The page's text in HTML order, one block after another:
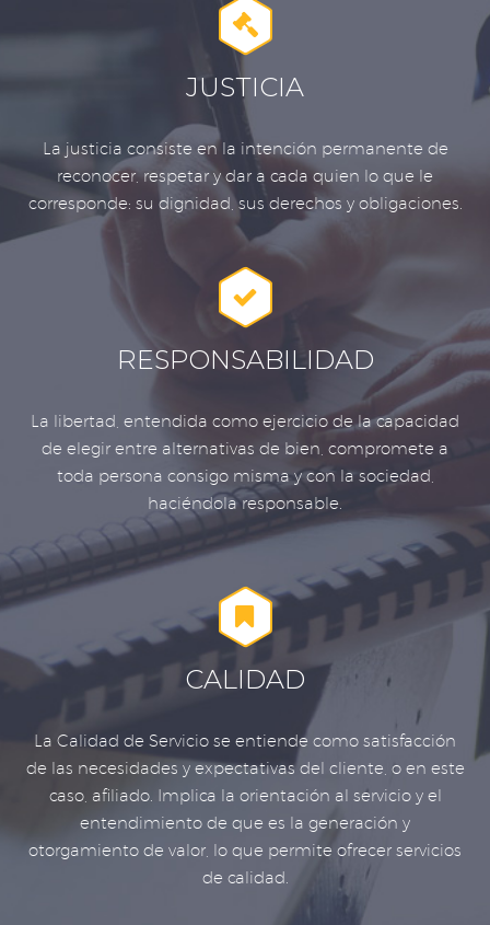


JUSTICIA
La justicia consiste en la intención permanente de
reconocer, respetar y dar a cada quien lo que le
corresponde: su dignidad, sus derechos y obligaciones.


RESPONSABILIDAD
La libertad, entendida como ejercicio de la capacidad
de elegir entre alternativas de bien, compromete a
toda persona consigo misma y con la sociedad,
haciéndola responsable.


CALIDAD
La Calidad de Servicio se entiende como satisfacción
de las necesidades y expectativas del cliente, o en este
caso, afiliado. Implica la orientación al servicio y el
entendimiento de que es la generación y
otorgamiento de valor, lo que permite ofrecer servicios
de calidad.